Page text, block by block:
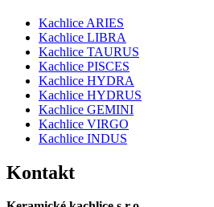
Kachlice ARIES
Kachlice LIBRA
Kachlice TAURUS
Kachlice PISCES
Kachlice HYDRA
Kachlice HYDRUS
Kachlice GEMINI
Kachlice VIRGO
Kachlice INDUS
Kontakt